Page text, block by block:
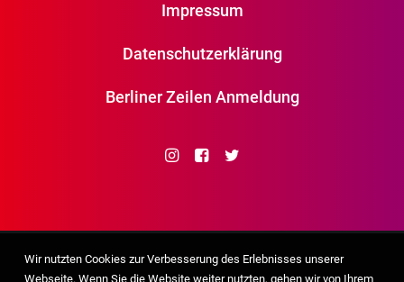
Impressum
Datenschutzerklärung
Berliner Zeilen Anmeldung
Wir nutzten Cookies zur Verbesserung des Erlebnisses unserer
Webseite. Wenn Sie die Website weiter nutzten, gehen wir von Ihrem